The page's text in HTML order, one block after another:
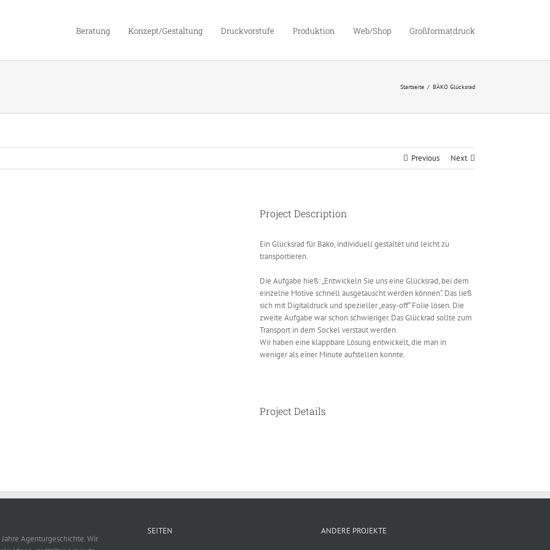
Beratung Konzept/Gestaltung Druckvorstufe Produktion Web/Shop Großformatdruck
Startseite BÄKO Glücksrad
Previous Next
Project Description
Ein Glücksrad für Bäko, individuell gestaltet und leicht zu
transportieren.
Die Aufgabe hieß: „Entwickeln Sie uns eine Glücksrad, bei dem
einzelne Motive schnell ausgetauscht werden können“. Das ließ
sich mit Digitaldruck und spezieller „easy-off“ Folie lösen. Die
zweite Aufgabe war schon schwieriger. Das Glückrad sollte zum
Transport in dem Sockel verstaut werden.
Wir haben eine klappbare Lösung entwickelt, die man in
weniger als eíner Minute aufstellen konnte.
Project Details
Jahre Agenturgeschichte. Wir
SEITEN ANDERE PROJEKTE